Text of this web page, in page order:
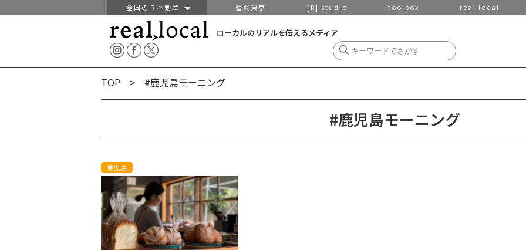
全国のＲ不動産 密買東京 [R] studio toolbox real local
ローカルのリアルを伝えるメディア
TOP > #鹿児島モーニング
#鹿児島モーニング
鹿児島